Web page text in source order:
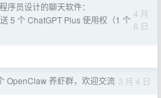
序员设计的聊天软件：
5 个 ChatGPT Plus 使用权（1 个
4 月
6 日
OpenClaw 养虾群，欢迎交流 3 月 4 日